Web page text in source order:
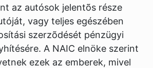
az autósok jelentõs része
vagy teljes egészében
szerzõdését pénzügyi
A NAIC elnöke szerint
ezek az emberek, mivel